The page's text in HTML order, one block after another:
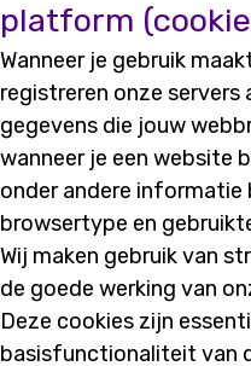
platform
Wanneer je gebruik
registreren onze
gegevens die jouw
wanneer je een website
onder andere
browsertype en
Wij maken gebruik van
de goede werking van
Deze cookies zijn
basisfunctionaliteit van